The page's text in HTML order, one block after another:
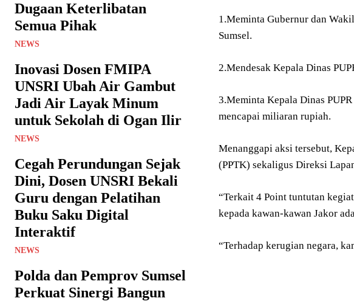
Dugaan Keterlibatan
Semua Pihak
NEWS
Inovasi Dosen FMIPA
UNSRI Ubah Air Gambut
Jadi Air Layak Minum
untuk Sekolah di Ogan Ilir
NEWS
Cegah Perundungan Sejak
Dini, Dosen UNSRI Bekali
Guru dengan Pelatihan
Buku Saku Digital
Interaktif
NEWS
Polda dan Pemprov Sumsel
Perkuat Sinergi Bangun
1.Meminta Gubernur dan
Sumsel.
2.Mendesak Kepala Dinas
3.Meminta Kepala Dinas
mencapai miliaran rupiah.
Menanggapi aksi tersebut,
(PPTK) sekaligus Direksi
“Terkait 4 Point tuntutan
kepada kawan-kawan Jakor
“Terhadap kerugian negara,